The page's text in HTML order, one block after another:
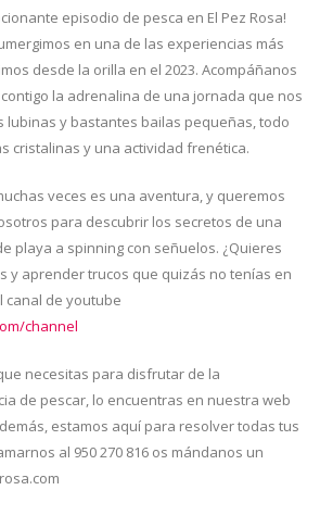
episodio de pesca en El Pez Rosa!
en una de las experiencias más
desde la orilla en el 2023. Acompáñanos
la adrenalina de una jornada que nos
lubinas y bastantes bailas pequeñas, todo
cristalinas y una actividad frenética.
veces es una aventura, y queremos
para descubrir los secretos de una
playa a spinning con señuelos. ¿Quieres
y aprender trucos que quizás no tenías en
canal de youtube
channel
necesitas para disfrutar de la
de pescar, lo encuentras en nuestra web
estamos aquí para resolver todas tus
al 950 270 816 os mándanos un